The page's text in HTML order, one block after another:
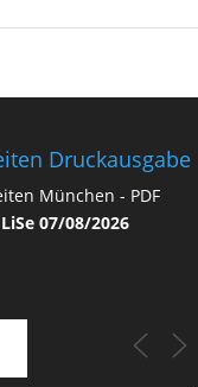
Druckausgabe
07/08/2026